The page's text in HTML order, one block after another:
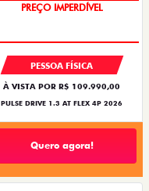
PREÇO IMPERDÍVEL
PESSOA FÍSICA
À VISTA POR R$ 109.990,00
PULSE DRIVE 1.3 AT FLEX 4P 2026
Quero agora!